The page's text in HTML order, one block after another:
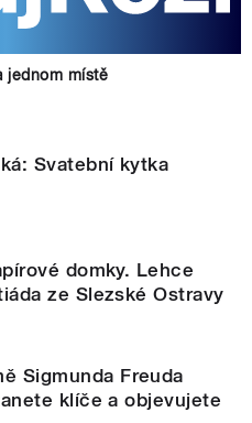
jednom místě
Svatební kytka
domky. Lehce
ze Slezské Ostravy
Sigmunda Freuda
klíče a objevujete